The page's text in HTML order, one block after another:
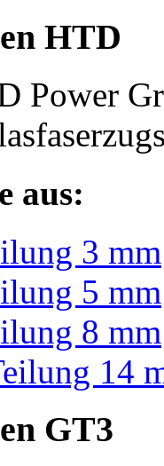
HTD
Power
aus:
3 mm
5 mm
8 mm
14
GT3